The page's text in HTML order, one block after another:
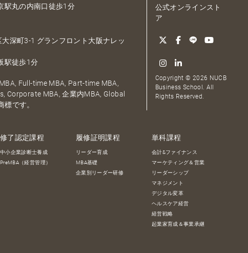
駅丸の内南口徒歩1分
深町3-1 グランフロント大阪ナレッ
駅徒歩1分
Full-time MBA, Part-time MBA,
Corporate MBA, 企業内MBA, Global
標です。
公式オンラインスト
ア
Copyright © 2026 NUCB
Business School. All
Rights Reserved.
修了認定課程
中小企業診断士養成
PreMBA（経営管理）
履修証明課程
リーダー育成
MBA基礎
企業別リーダー研修
単科課程
会計&ファイナンス
マーケティング＆営業
リーダーシップ
マネジメント
デジタル変革
ヘルスケア経営
経営戦略
起業家育成＆事業承継